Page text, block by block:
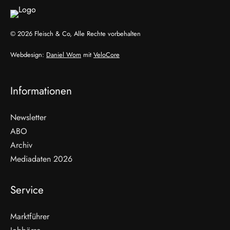
© 2026 Fleisch & Co, Alle Rechte vorbehalten
Webdesign: Daniel Wom mit VeloCore
Informationen
Newsletter
ABO
Archiv
Mediadaten 2026
Service
Marktführer